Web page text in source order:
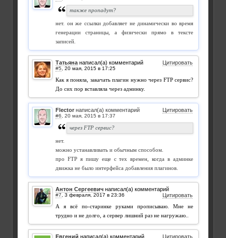
также пропадут?
нет. он же ссылки добавляет не динамически во время
генерации страницы, а физически прямо в тексте
записей.
Татьянанаписал(а) комментарий Цитировать
#5,
Как я поняла, закачать плагин нужно через FTP сервис?
До сих пор вставляла через админку.
Flector написал(а) комментарий Цитировать
#6,
через FTP сервис?
нет.
можно устанавливать и обычным способом.
про FTP я пишу еще с тех времен, когда в админке
движка не было интерфейса добавления плагинов.
Антон Сергеевич написал(а) комментарий
Цитировать
#7,
А я всё по-старинке руками прописываю. Мне не
трудно и не долго, а сервер лишний раз не нагружаю..
Евгений написал(а) комментарий Цитировать